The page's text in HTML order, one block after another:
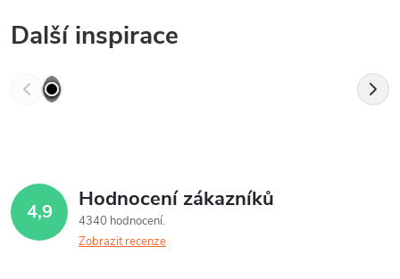
Další inspirace
4,9 Hodnocení zákazníků
4340 hodnocení
Zobrazit recenze